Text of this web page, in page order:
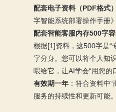
配套电子资料（PDF格式）
字智能系统部署操作手册
配套智能客服内存500字
根据[1]资料，这500字是“
字分身。您可以将个人知
喂给它，让AI学会“用您的
有效期一年 ：符合资料中
服务的持续性和更新可能。